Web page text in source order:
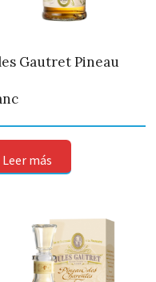
Gautret Pineau
Leer más